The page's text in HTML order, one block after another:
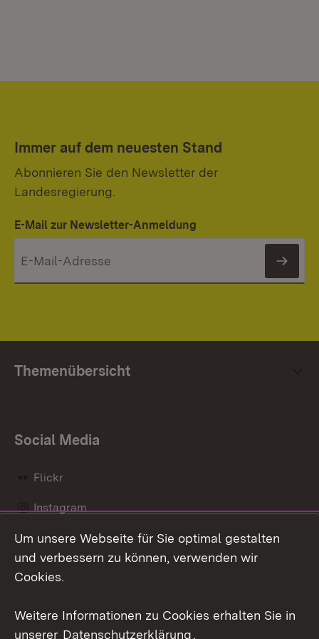
Immer auf dem neuesten Stand
Abonnieren Sie den Newsletter der
Landesregierung.
E-Mail zur Newsletter-Anmeldung
Themenübersicht
Social Media
Flickr
Instagram
Social Wall
Um unsere Webseite für Sie optimal gestalten
und verbessern zu können, verwenden wir
Cookies.
Weitere Informationen zu Cookies erhalten Sie in
unserer Datenschutzerklärung.